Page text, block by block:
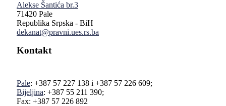
Alekse Šantića br.3
71420 Pale
Republika Srpska - BiH
dekanat@pravni.ues.rs.ba
Kontakt
Pale: +387 57 227 138 i +387 57 226 609;
Bijeljina: +387 55 211 390;
Fax: +387 57 226 892